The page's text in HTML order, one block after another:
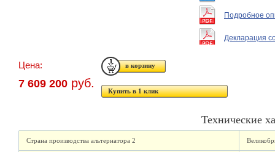
Подробное
Декларация
Цена:
7 609 200 руб.
Купить в 1 клик
Технические
Страна производства альтернатора 2